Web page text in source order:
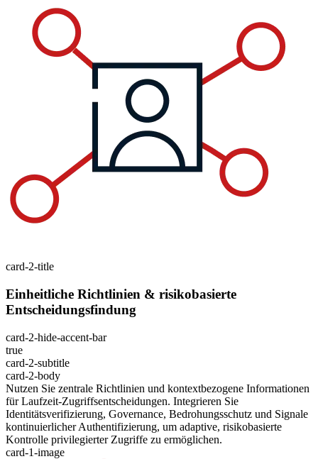
card-2-title
Einheitliche Richtlinien & risikobasierte
Entscheidungsfindung
card-2-hide-accent-bar
true
card-2-subtitle
card-2-body
Nutzen Sie zentrale Richtlinien und kontextbezogene Informationen
für Laufzeit-Zugriffsentscheidungen. Integrieren Sie
Identitätsverifizierung, Governance, Bedrohungsschutz und Signale
kontinuierlicher Authentifizierung, um adaptive, risikobasierte
Kontrolle privilegierter Zugriffe zu ermöglichen.
card-1-image